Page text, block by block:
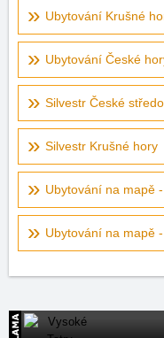
Ubytování Krušné
Ubytování České
Silvestr České
Silvestr Krušné hory
Ubytování na mapě
Ubytování na mapě